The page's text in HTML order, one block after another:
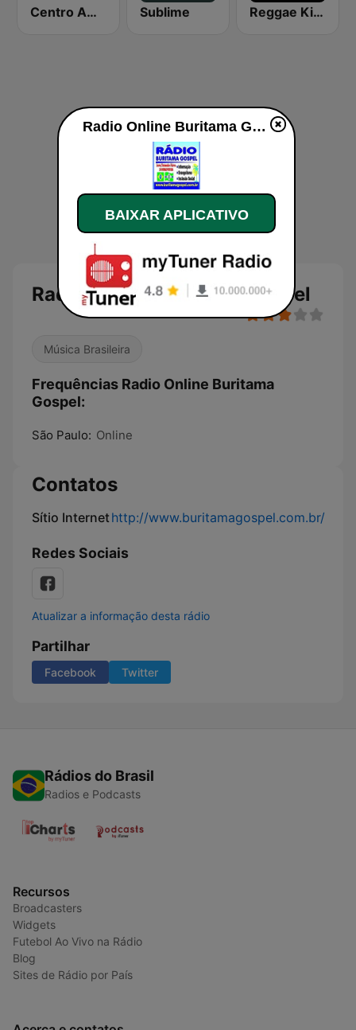
Centro América FM 99.1 Sublime Reggae King Radio
Radio Online Buritama Gospel
Música Brasileira
Frequências Radio Online Buritama
Gospel:
São Paulo: Online
Contatos
Sítio Internethttp://www.buritamagospel.com.br/
Redes Sociais
Atualizar a informação desta rádio
Partilhar
Facebook Twitter
Rádios do Brasil
Radios e Podcasts
Recursos
Broadcasters
Widgets
Futebol Ao Vivo na Rádio
Blog
Sites de Rádio por País
Radio Online Buritama Gospel ao vivo
BAIXAR APLICATIVO